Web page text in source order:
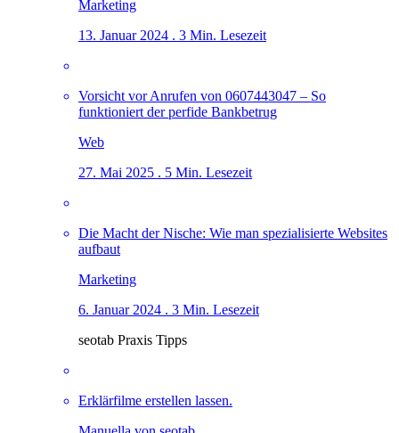
Marketing
13. Januar 2024 . 3 Min. Lesezeit
Vorsicht vor Anrufen von 0607443047 – So
funktioniert der perfide Bankbetrug
Web
27. Mai 2025 . 5 Min. Lesezeit
Die Macht der Nische: Wie man spezialisierte Websites
aufbaut
Marketing
6. Januar 2024 . 3 Min. Lesezeit
seotab Praxis Tipps
Erklärfilme erstellen lassen.